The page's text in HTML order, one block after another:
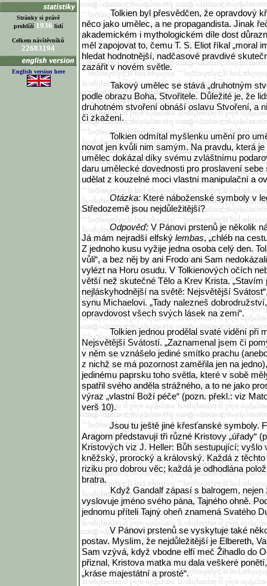
Stránky si právě
prohlíží 1936 lidí
Celkem návštěvníků
22683194
English version here
Tolkien byl přesvědčen, že opravdový
něco jako umělec, a ne propagandista. Jinak
akademickém i mythologickém díle dost
měl zapojovat to, čemu T. S. Eliot říkal „moral
hledat hodnotnější, nadčasové pravdivé
zazářit v novém světle.
Takový umělec se stává „druhotným
podle obrazu Boha, Stvořitele. Důležité je, že
druhotném stvoření obnáší oslavu Stvoření, a
či zkažení.
Tolkien odmítal myšlenku umění pro
novot jen kvůli nim samým. Na pravdu, která
umělec dokázal díky svému zvláštnímu
daru umělecké dovednosti pro proslavení sebe
udělat z kouzelné moci vlastní manipulační a
Otázka:Které náboženské symboly v
Středozemě jsou nejdůležitější?
Odpověď:V Pánovi prstenů je několik
Já mám nejradší elfský lembas, „chléb na
Z jednoho kusu vyžije jedna osoba celý den.
vůli“, a bez něj by ani Frodo ani Sam
vylézt na Horu osudu. V Tolkienových očích
větší než skutečné Tělo a Krev Krista. „Stavím
nejláskyhodnější na světě: Nejsvětější
synu Michaelovi. „Tady nalezneš
opravdovost všech svých lásek na zemi“.
Tolkien jednou prodělal svaté vidění při
Nejsvětější Svátostí. „Zaznamenal jsem či
v něm se vznášelo jediné smítko prachu
z nichž se má pozornost zaměřila jen na
jedinému paprsku toho světla, které v sobě
spatřil svého anděla strážného, a to ne jako
výraz „vlastní Boží péče“ (pozn. překl.: viz
verš 10).
Jsou tu ještě jiné křesťanské symboly.
Aragorn představují tři různé Kristovy „úřady“
Kristových viz J. Heller: Bůh sestupující; vyšlo
kněžský, prorocký a královský. Každá z
riziku pro dobrou věc; každá je odhodlána
bratra.
Když Gandalf zápasí s balrogem,
vyslovuje jméno svého pána, Tajného ohně.
jednomu příteli Tajný oheň znamená Svatého
V Pánovi prstenů se vyskytuje také
postav. Myslím, že nejdůležitější je Elbereth,
Sam vzývá, když vbodne elfí meč Žihadlo do
přiznal, Kristova matka mu dala veškeré
„kráse majestátní a prosté“.